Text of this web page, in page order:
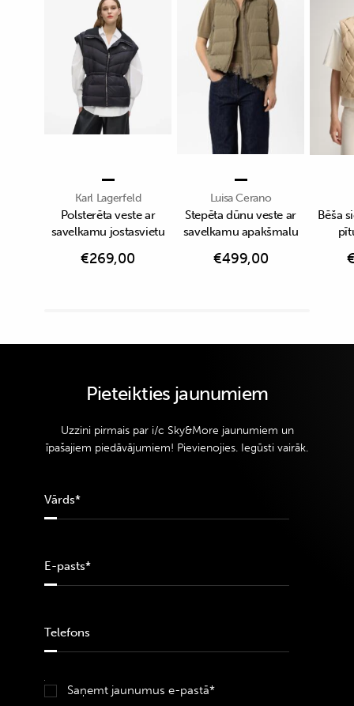
Karl Lagerfeld
Polsterēta veste ar
savelkamu jostasvietu
€269,00
Luisa Cerano
Stepēta dūnu veste ar
savelkamu apakšmalu
€499,00
Bēša
Pieteikties jaunumiem
Uzzini pirmais par i/c Sky&More jaunumiem un
īpašajiem piedāvājumiem! Pievienojies. Iegūsti vairāk.
Saņemt jaunumus e-pastā*